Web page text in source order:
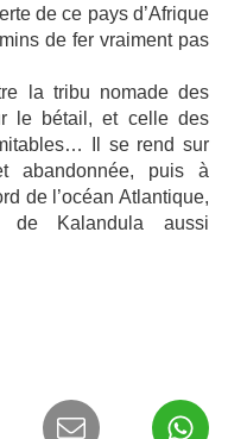
de ce pays d’Afrique
de fer vraiment pas
la tribu nomade des
le bétail, et celle des
Il se rend sur
abandonnée, puis à
de l’océan Atlantique,
Kalandula aussi